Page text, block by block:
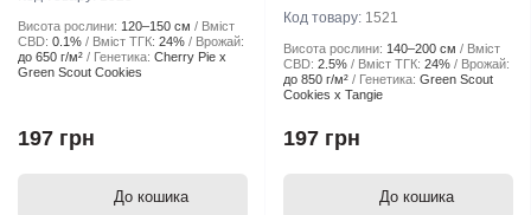
Висота рослини: 120–150 см
Вміст
CBD: 0.1% Вміст ТГК: 24%
Врожай:
до 650 г/м²
Генетика: Cherry Pie x
Green Scout Cookies
197 грн
До кошика
Код товару: 1521
Висота рослини: 140–200 см
Вміст
CBD: 2.5% Вміст ТГК: 24%
Врожай:
до 850 г/м²
Генетика: Green Scout
Cookies x Tangie
197 грн
До кошика